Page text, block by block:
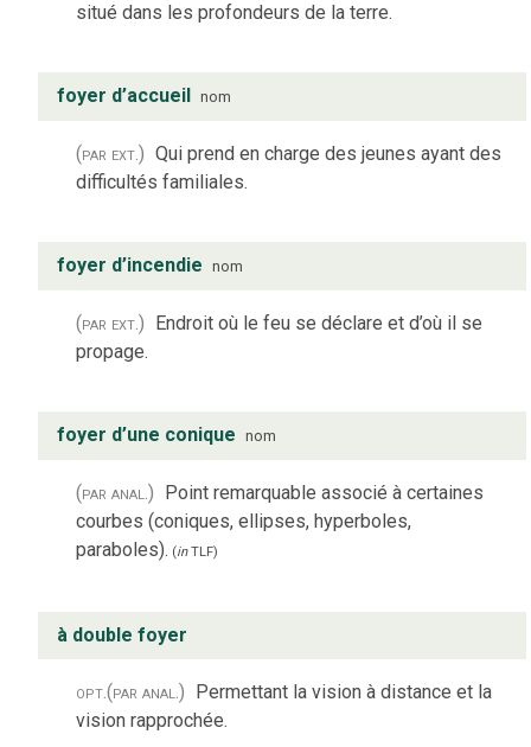
situé dans les profondeurs de la terre.
foyer d’accueil nom
(par ext.) Qui prend en charge des jeunes ayant des
difficultés familiales.
foyer d’incendie nom
(par ext.) Endroit où le feu se déclare et d’où il se
propage.
foyer d’une conique nom
(par anal.) Point remarquable associé à certaines
courbes (coniques, ellipses, hyperboles,
paraboles). (inTLF)
à double foyer
opt.(par anal.) Permettant la vision à distance et la
vision rapprochée.